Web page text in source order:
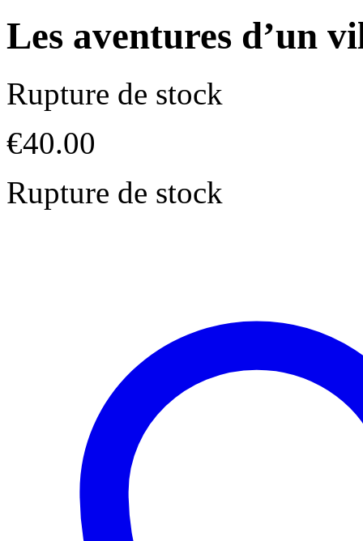
Les aventures d’un
Rupture de stock
€40.00
Rupture de stock